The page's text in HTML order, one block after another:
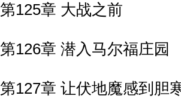
第125章 大战之前
第126章 潜入马尔福庄园
第127章 让伏地魔感到胆